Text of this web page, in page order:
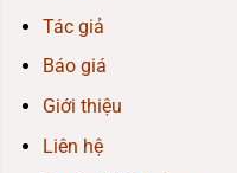
Tác giả
Báo giá
Giới thiệu
Liên hệ